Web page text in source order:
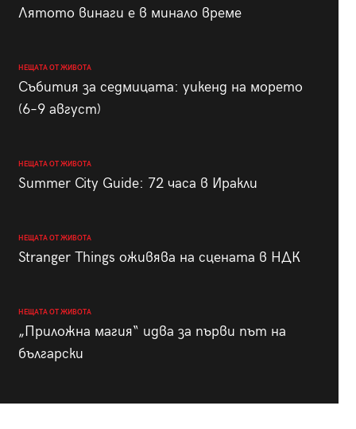
Лятото винаги е в минало време
НЕЩАТА ОТ ЖИВОТА
Събития за седмицата: уикенд на морето
(6–9 август)
НЕЩАТА ОТ ЖИВОТА
Summer City Guide: 72 часа в Иракли
НЕЩАТА ОТ ЖИВОТА
Stranger Things оживява на сцената в НДК
НЕЩАТА ОТ ЖИВОТА
„Приложна магия“ идва за първи път на
български